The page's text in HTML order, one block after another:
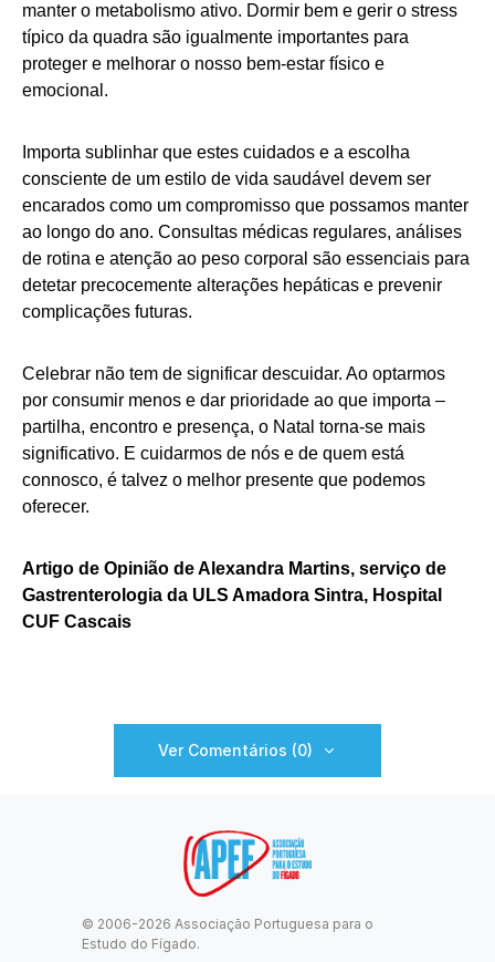
manter o metabolismo ativo. Dormir bem e gerir o stress
típico da quadra são igualmente importantes para
proteger e melhorar o nosso bem-estar físico e
emocional.
Importa sublinhar que estes cuidados e a escolha
consciente de um estilo de vida saudável devem ser
encarados como um compromisso que possamos manter
ao longo do ano. Consultas médicas regulares, análises
de rotina e atenção ao peso corporal são essenciais para
detetar precocemente alterações hepáticas e prevenir
complicações futuras.
Celebrar não tem de significar descuidar. Ao optarmos
por consumir menos e dar prioridade ao que importa –
partilha, encontro e presença, o Natal torna-se mais
significativo. E cuidarmos de nós e de quem está
connosco, é talvez o melhor presente que podemos
oferecer.
Artigo de Opinião de Alexandra Martins, serviço de
Gastrenterologia da ULS Amadora Sintra, Hospital
CUF Cascais
Ver Comentários (0)
© 2006-2026 Associação Portuguesa para o
Estudo do Fígado.